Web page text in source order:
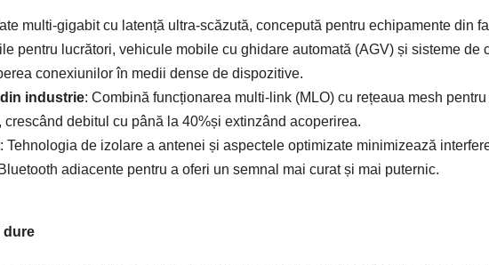
multi-gigabit cu latență ultra-scăzută, concepută pentru echipamente din
pentru lucrători, vehicule mobile cu ghidare automată (AGV) și sisteme de
conexiunilor în medii dense de dispozitive.
din industrie: Combină funcționarea multi-link (MLO) cu rețeaua mesh pentru
debitul cu până la 40%și extinzând acoperirea.
: Tehnologia de izolare a antenei și aspectele optimizate minimizează
adiacente pentru a oferi un semnal mai curat și mai puternic.
dure